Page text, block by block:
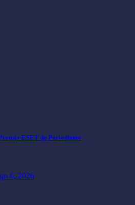
ESET de Periodismo
6, 2026